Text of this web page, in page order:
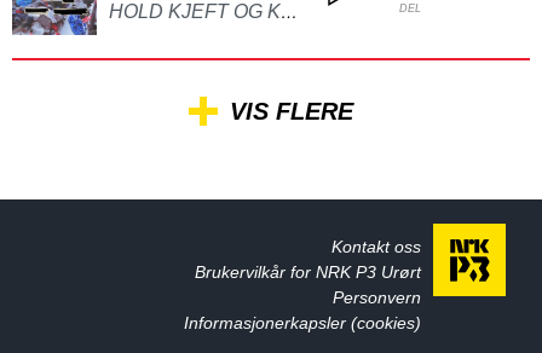
HOLD KJEFT OG KYSS MEG DEL
VIS FLERE
Kontakt oss
Brukervilkår for NRK P3 Urørt
Personvern
Informasjonerkapsler (cookies)